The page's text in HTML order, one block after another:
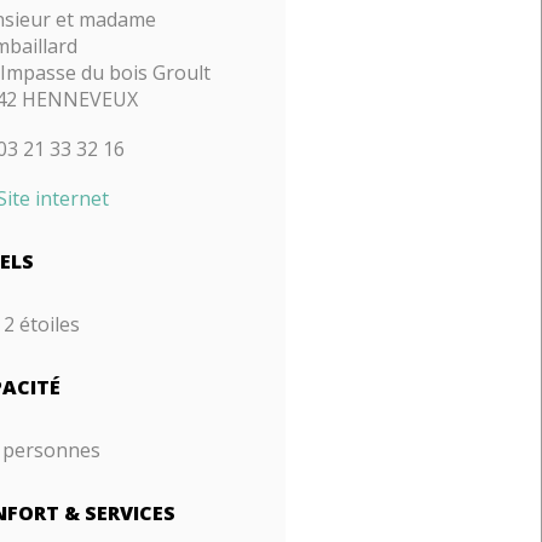
et madame
du bois Groult
HENNEVEUX
21 33 32 16
internet
2 étoiles
& SERVICES